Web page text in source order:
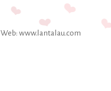
Web: www.lantalau.com